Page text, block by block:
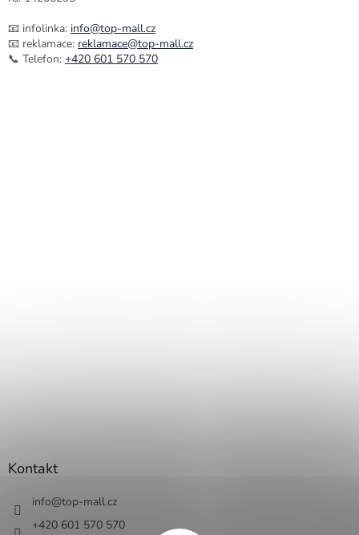
📧 infolinka: info@top-mall.cz
📧 reklamace: reklamace@top-mall.cz
📞 Telefon: +420 601 570 570
Kontakt
info@top-mall.cz
+420 601 570 570